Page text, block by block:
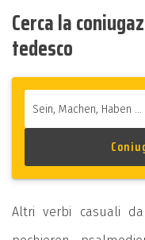
Cerca la
tedesco
Altri verbi casuali